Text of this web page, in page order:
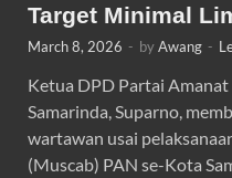
Target Minimal
March 8, 2026 - byAwang -
Ketua DPD Partai
Samarinda, Suparno,
wartawan usai
(Muscab) PAN se-Kota